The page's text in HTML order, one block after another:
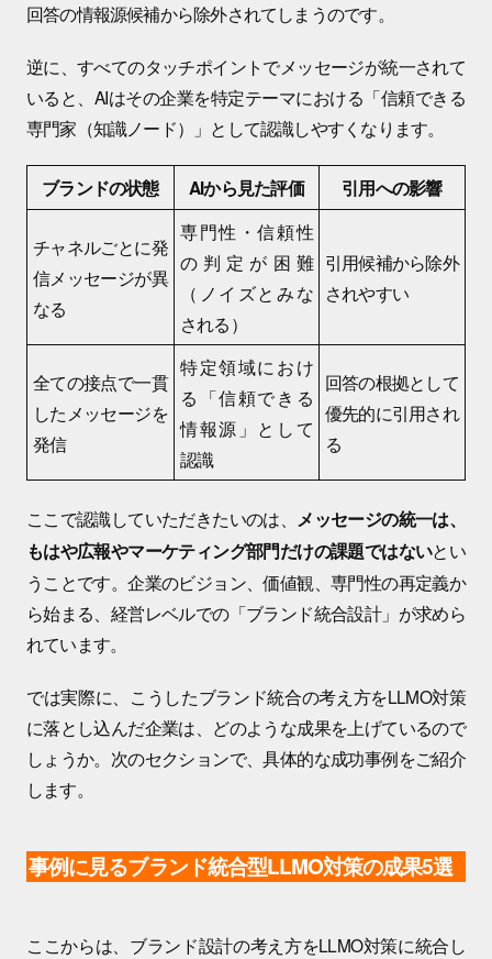
回答の情報源候補から除外されてしまうのです。
逆に、すべてのタッチポイントでメッセージが統一されて
いると、AIはその企業を特定テーマにおける「信頼できる
専門家（知識ノード）」として認識しやすくなります。
ブランドの状態 AIから見た評価 引用への影響
チャネルごとに発
信メッセージが異
なる
専門性・信頼性
の判定が困難
（ノイズとみな
される）
引用候補から除外
されやすい
全ての接点で一貫
したメッセージを
発信
特定領域におけ
る「信頼できる
情報源」として
認識
回答の根拠として
優先的に引用され
る
ここで認識していただきたいのは、 メッセージの統一は、
もはや広報やマーケティング部門だけの課題ではないとい
うことです。企業のビジョン、価値観、専門性の再定義か
ら始まる、経営レベルでの「ブランド統合設計」が求めら
れています。
では実際に、こうしたブランド統合の考え方をLLMO対策
に落とし込んだ企業は、どのような成果を上げているので
しょうか。次のセクションで、具体的な成功事例をご紹介
します。
事例に見るブランド統合型LLMO対策の成果5選
ここからは、ブランド設計の考え方をLLMO対策に統合し